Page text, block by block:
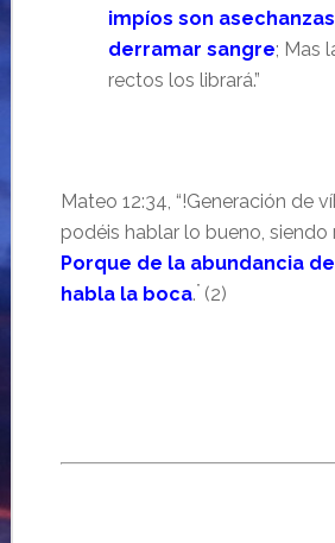
impíos son
derramar sangre; Mas
rectos los librará.”
Mateo 12:34, “!Generación de
podéis hablar lo bueno, siendo
Porque de la abundancia
habla la boca.” (2)